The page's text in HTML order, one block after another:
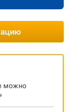
можно